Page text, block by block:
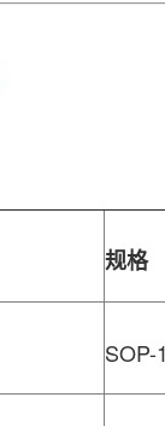
规格
SOP-